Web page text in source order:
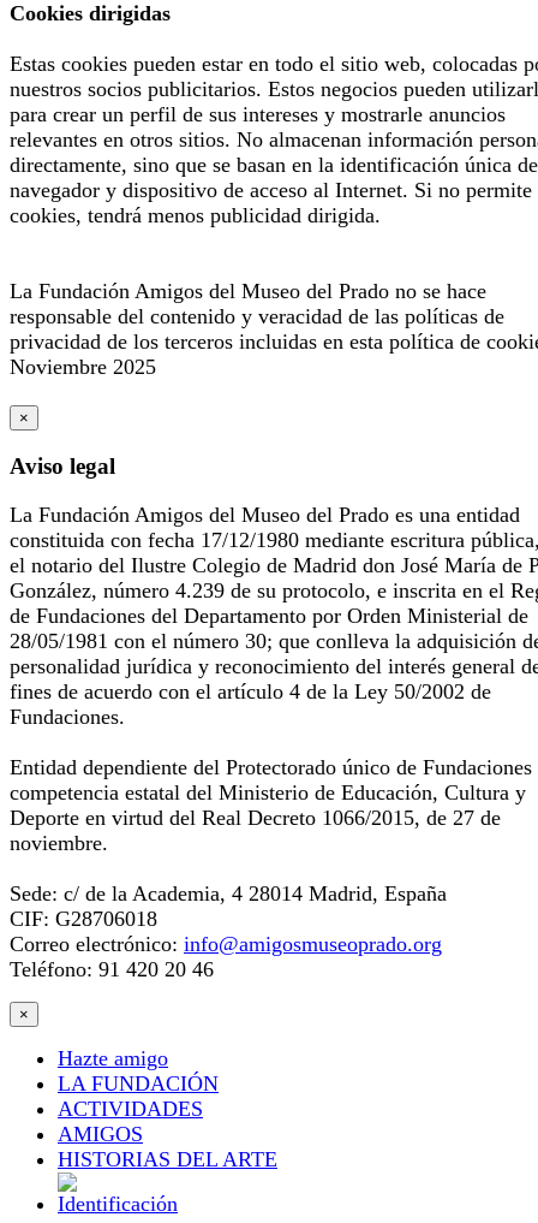
Cookies dirigidas
Estas cookies pueden estar en todo el sitio web, colocadas
nuestros socios publicitarios. Estos negocios pueden
para crear un perfil de sus intereses y mostrarle anuncios
relevantes en otros sitios. No almacenan información
directamente, sino que se basan en la identificación única
navegador y dispositivo de acceso al Internet. Si no permite
cookies, tendrá menos publicidad dirigida.
La Fundación Amigos del Museo del Prado no se hace
responsable del contenido y veracidad de las políticas de
privacidad de los terceros incluidas en esta política de
Noviembre 2025
×
Aviso legal
La Fundación Amigos del Museo del Prado es una entidad
constituida con fecha 17/12/1980 mediante escritura
el notario del Ilustre Colegio de Madrid don José María de
González, número 4.239 de su protocolo, e inscrita en el
de Fundaciones del Departamento por Orden Ministerial de
28/05/1981 con el número 30; que conlleva la adquisición
personalidad jurídica y reconocimiento del interés general
fines de acuerdo con el artículo 4 de la Ley 50/2002 de
Fundaciones.
Entidad dependiente del Protectorado único de Fundaciones
competencia estatal del Ministerio de Educación, Cultura y
Deporte en virtud del Real Decreto 1066/2015, de 27 de
noviembre.
Sede: c/ de la Academia, 4 28014 Madrid, España
CIF: G28706018
Correo electrónico: info@amigosmuseoprado.org
Teléfono: 91 420 20 46
×
Hazte amigo
LA FUNDACIÓN
ACTIVIDADES
AMIGOS
HISTORIAS DEL ARTE